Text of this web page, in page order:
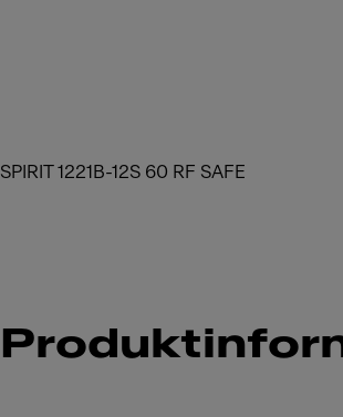
SPIRIT 1221B-12S 60 RF SAFE